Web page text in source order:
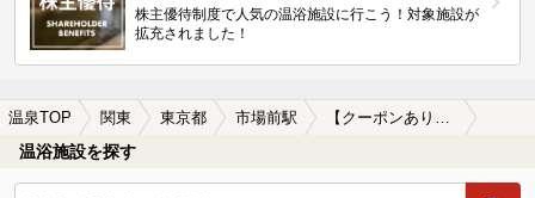
株主優待制度で人気の温浴施設に行こう！対象施設が
拡充されました！
温泉TOP 関東 東京都 市場前駅 【クーポンあり】カップルにおすすめの市場前駅近くの温泉、日帰り温泉、スーパー銭湯おすすめ
温浴施設を探す